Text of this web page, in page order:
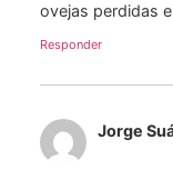
ovejas perdidas
Responder
Jorge